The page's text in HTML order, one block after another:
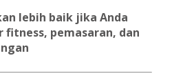
lebih baik jika Anda
pemasaran, dan